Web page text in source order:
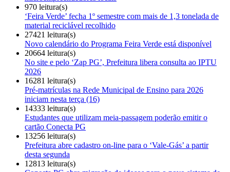
970 leitura(s)
‘Feira Verde’ fecha 1º semestre com mais de 1,3 tonelada de
material reciclável recolhido
27421 leitura(s)
Novo calendário do Programa Feira Verde está disponível
20664 leitura(s)
No site e pelo ‘Zap PG’, Prefeitura libera consulta ao IPTU
2026
16281 leitura(s)
Pré-matrículas na Rede Municipal de Ensino para 2026
iniciam nesta terça (16)
14333 leitura(s)
Estudantes que utilizam meia-passagem poderão emitir o
cartão Conecta PG
13256 leitura(s)
Prefeitura abre cadastro on-line para o ‘Vale-Gás’ a partir
desta segunda
12813 leitura(s)